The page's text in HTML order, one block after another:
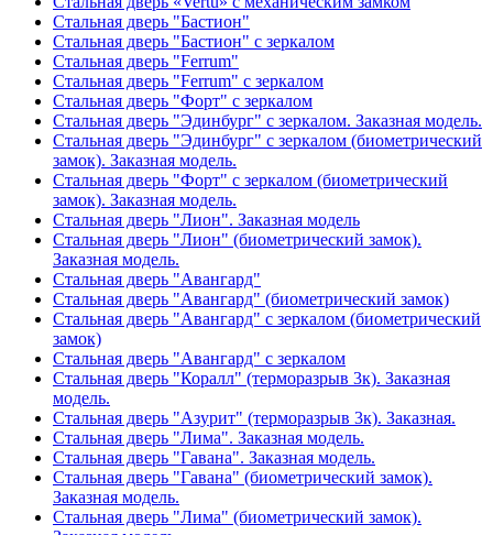
Стальная дверь "Бастион"
Стальная дверь "Бастион" с зеркалом
Стальная дверь "Ferrum"
Стальная дверь "Ferrum" с зеркалом
Стальная дверь "Форт" с зеркалом
Стальная дверь "Эдинбург" с зеркалом. Заказная модель.
Стальная дверь "Эдинбург" с зеркалом (биометрический
замок). Заказная модель.
Стальная дверь "Форт" с зеркалом (биометрический
замок). Заказная модель.
Стальная дверь "Лион". Заказная модель
Стальная дверь "Лион" (биометрический замок).
Заказная модель.
Стальная дверь "Авангард"
Стальная дверь "Авангард" (биометрический замок)
Стальная дверь "Авангард" с зеркалом (биометрический
замок)
Стальная дверь "Авангард" с зеркалом
Стальная дверь "Коралл" (терморазрыв 3к). Заказная
модель.
Стальная дверь "Азурит" (терморазрыв 3к). Заказная.
Стальная дверь "Лима". Заказная модель.
Стальная дверь "Гавана". Заказная модель.
Стальная дверь "Гавана" (биометрический замок).
Заказная модель.
Стальная дверь "Лима" (биометрический замок).